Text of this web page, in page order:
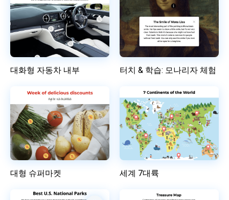
대화형 자동차 내부 터치 & 학습: 모나리자 체험
대형 슈퍼마켓 세계 7대륙